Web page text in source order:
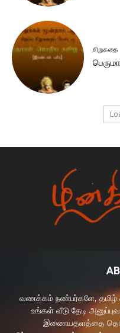
சிறுகதை
வணக்கம் நண்பர்களே, தமிழ்
உங்கள் வீடு தேடி
இணையதளத்தை